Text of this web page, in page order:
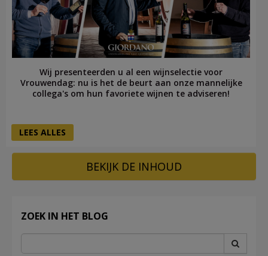
Wij presenteerden u al een wijnselectie voor
Vrouwendag: nu is het de beurt aan onze mannelijke
collega's om hun favoriete wijnen te adviseren!
LEES ALLES
BEKIJK DE INHOUD
ZOEK IN HET BLOG